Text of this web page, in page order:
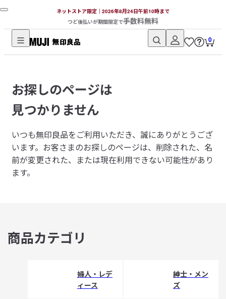
ネットストア限定｜2026年8月24日午前10時まで
つど後払いが期間限定で手数料無料
無
品
ネ
ッ
ト
ス
ト
ア
0
お探しのページは
見つかりません
いつも無印良品をご利用いただき、誠にありがとうござ
います。 お客さまのお探しのページは、削除された、名
前が変更された、または現在利用できない可能性があり
ます。
商品カテゴリ
婦人・レデ
ィース
紳士・メン
ズ